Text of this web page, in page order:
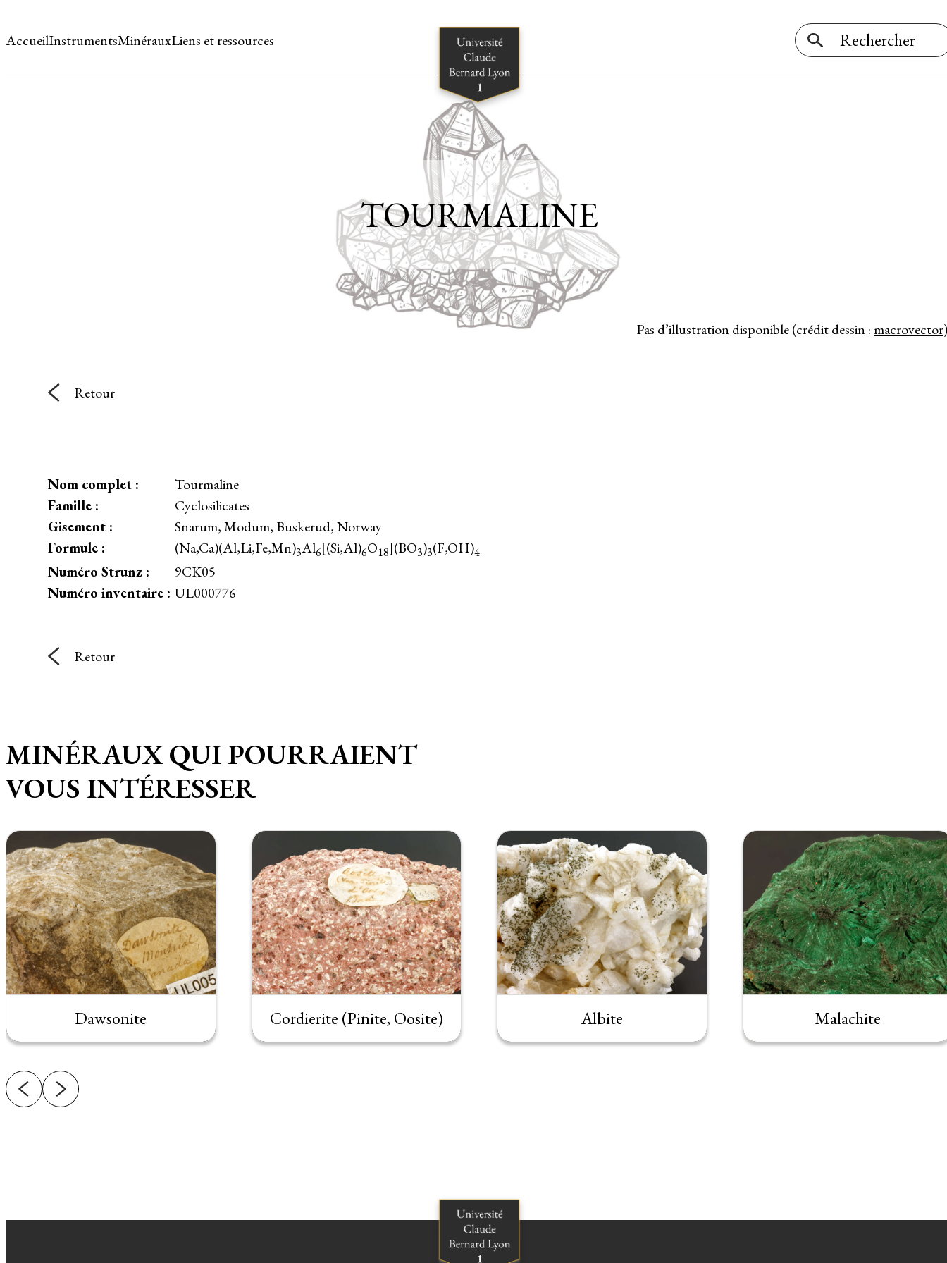
AccueilInstrumentsMinérauxLiens et ressources
Pas d’illustration disponible (crédit dessin :macrovector)
TOURMALINE
Retour
Nom complet :
Tourmaline
Famille :
Cyclosilicates
Gisement :
Snarum, Modum, Buskerud, Norway
Formule :
(Na,Ca)(Al,Li,Fe,Mn)3Al6[(Si,Al)6O18](BO3)3(F,OH)4
Numéro Strunz :
9CK05
Numéro inventaire : UL000776
Retour
MINÉRAUX QUI POURRAIENT
VOUS INTÉRESSER
Dawsonite Cordierite (Pinite, Oosite) Albite Malachite